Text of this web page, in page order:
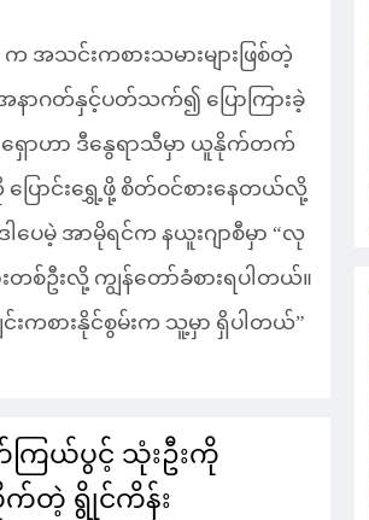
သင်းကစားသမားများဖြစ်တဲ့
နာဂတ်နှင့်ပတ်သက်၍ ပြောကြားခဲ့
ောဟာ ဒီနွေရာသီမှာ ယူနိုက်တက်
ြောင်းရွှေ့ဖို့ စိတ်ဝင်စားနေတယ်လို့
ေမဲ့ အာမိုရင်က နယူးဂျာစီမှာ “လု
တစ်ဦးလို့ ကျွန်တော်ခံစားရပါတယ်။
ကစားနိုင်စွမ်းက သူ့မှာ ရှိပါတယ်”
ြယ်ပွင့် သုံးဦးကို
လိုက်တဲ့ ရွိုင်ကိန်း